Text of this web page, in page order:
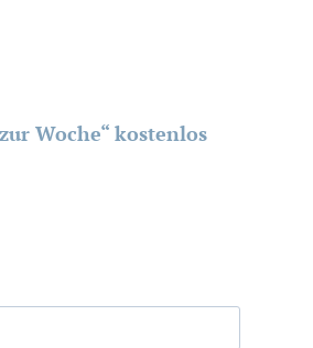
Woche“ kostenlos